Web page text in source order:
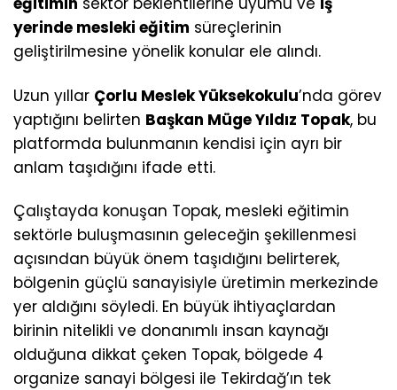
yerinde mesleki eğitim süreçlerinin
geliştirilmesine yönelik konular ele alındı.
Uzun yıllar Çorlu Meslek Yüksekokulu’nda görev
yaptığını belirten Başkan Müge Yıldız Topak, bu
platformda bulunmanın kendisi için ayrı bir
anlam taşıdığını ifade etti.
Çalıştayda konuşan Topak, mesleki eğitimin
sektörle buluşmasının geleceğin şekillenmesi
açısından büyük önem taşıdığını belirterek,
bölgenin güçlü sanayisiyle üretimin merkezinde
yer aldığını söyledi. En büyük ihtiyaçlardan
birinin nitelikli ve donanımlı insan kaynağı
olduğuna dikkat çeken Topak, bölgede 4
organize sanayi bölgesi ile Tekirdağ’ın tek